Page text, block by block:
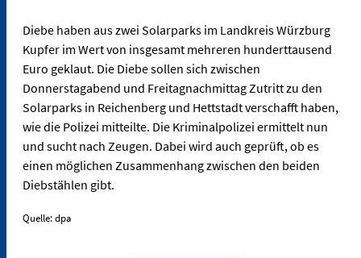
Diebe haben aus zwei Solarparks im Landkreis Würzburg
Kupfer im Wert von insgesamt mehreren hunderttausend
Euro geklaut. Die Diebe sollen sich zwischen
Donnerstagabend und Freitagnachmittag Zutritt zu den
Solarparks in Reichenberg und Hettstadt verschafft haben,
wie die Polizei mitteilte. Die Kriminalpolizei ermittelt nun
und sucht nach Zeugen. Dabei wird auch geprüft, ob es
einen möglichen Zusammenhang zwischen den beiden
Diebstählen gibt.
Quelle: dpa